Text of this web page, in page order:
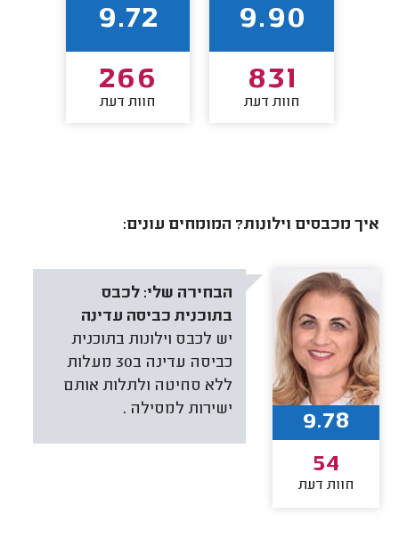
9.90
831
חוות דעת
9.72
266
חוות דעת
איך מכבסים וילונות? המומחים עונים:
הבחירה שלי: לכבס
בתוכנית כביסה עדינה
יש לכבס וילונות בתוכנית
כביסה עדינה ב30 מעלות
ללא סחיטה ולתלות אותם
ישירות למסילה .
9.78
54
חוות דעת